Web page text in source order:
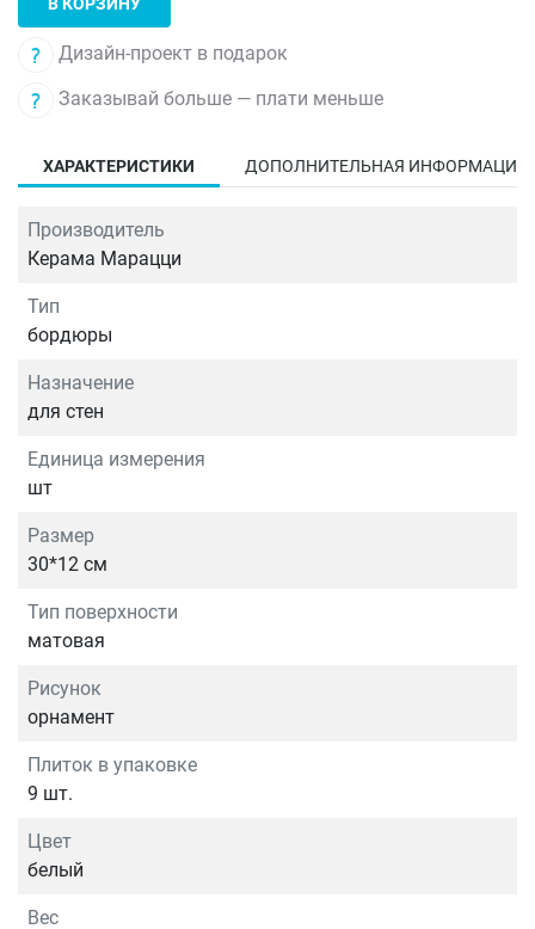
Дизайн-проект в подарок
Заказывай больше — плати меньше
ХАРАКТЕРИСТИКИ ДОПОЛНИТЕЛЬНАЯ ИНФОРМАЦИЯ
Производитель
Керама Марацци
Тип
бордюры
Назначение
для стен
Единица измерения
шт
Размер
30*12 см
Тип поверхности
матовая
Рисунок
орнамент
Плиток в упаковке
9 шт.
Цвет
белый
Вес